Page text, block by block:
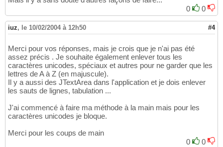
0
0
iuz, le 10/02/2004 à 12h50 #4
Merci pour vos réponses, mais je crois que je n'ai pas été
assez précis . Je souhaite également enlever tous les
caractères unicodes, spéciaux et autres pour ne garder que les
lettres de A à Z (en majuscule).
Il y a aussi des JTextArea dans l'application et je dois enlever
les sauts de lignes, tabulation ...
J'ai commencé à faire ma méthode à la main mais pour les
caractères unicodes je bloque.
Merci pour les coups de main
0
0